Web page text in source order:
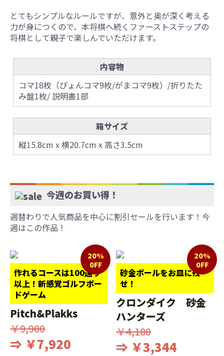
とてもシンプルなルールですが、意外と奥が深く考える
力が身につくので、本将棋へ続くファーストステップの
将棋として親子で楽しんでいただけます。
内容物
コマ18枚（ぴょんコマ9枚/がまコマ9枚）/折りたた
み盤1枚/ 説明書1部
箱サイズ
縦15.8cm x 横20.7cm x 高さ3.5cm
今週のお買い得！
週替わりで人気商品を中心に割引セールを行います！今
週はこの作品！
作れるコースは100通り
以上！新感覚ゴルフボー
ドゲーム
20%
0FF
Pitch&Plakks
￥9,900
⇒ ￥7,920
砂金ボールをお皿に残
せ！
20%
0FF
クロンダイク 砂金
ハンターズ
￥4,180
⇒ ￥3,344